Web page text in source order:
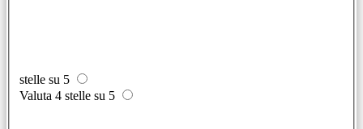
stelle su 5
Valuta 4 stelle su 5